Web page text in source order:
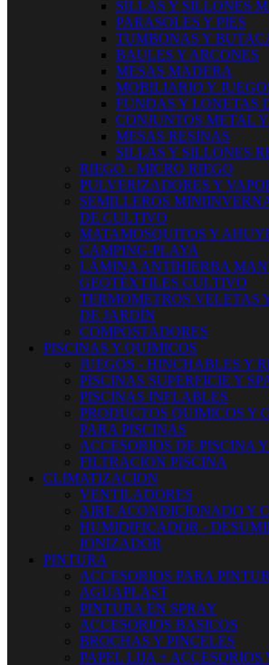
SILLAS Y SILLONES
PARASOLES Y PIES
TUMBONAS Y
BAULES Y ARCONES
MESAS MADERA
MOBILIARIO Y
FUNDAS Y LONETAS
CONJUNTOS METAL
MESAS RESINAS
SILLAS Y SILLONES
RIEGO - MICRO RIEGO
PULVERIZADORES Y
SEMILLEROS
DE CULTIVO
MATAMOSQUITOS Y
CAMPING-PLAYA
LÁMINA ANTIHIERBA
GEOTÉXTILES CULTIVO
TERMOMETROS VELETAS
DE JARDÍN
COMPOSTADORES
PISCINAS Y QUIMICOS
JUEGOS - HINCHABLES Y
PISCINAS SUPERFICIE Y
PISCINAS INFLABLES
PRODUCTOS QUIMICOS Y
PARA PISCINAS
ACCESORIOS DE PISCINA
FILTRACION PISCINA
CLIMATIZACION
VENTILADORES
AIRE ACONDICIONADO Y
HUMIDIFICADOR -
IONIZADOR
PINTURA
ACCESORIOS PARA
AGUAPLAST
PINTURA EN SPRAY
ACCESORIOS BASICOS
BROCHAS Y PINCELES
PAPEL LIJA +